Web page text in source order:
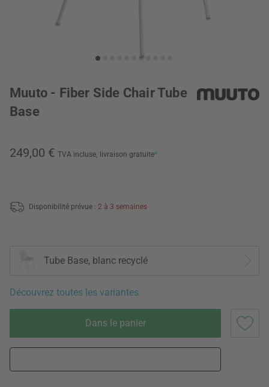
Muuto - Fiber Side Chair Tube
Base
249,00 € TVA incluse, livraison gratuite*
Disponibilité prévue : 2 à 3 semaines
Tube Base, blanc recyclé
Découvrez toutes les variantes
Dans le panier